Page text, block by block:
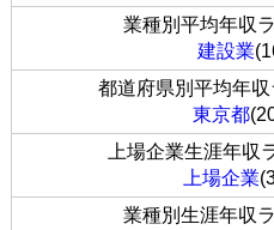
業種別平均年収
建設業
都道府県別平均年
東京都
上場企業生涯年収
上場企業
業種別生涯年収